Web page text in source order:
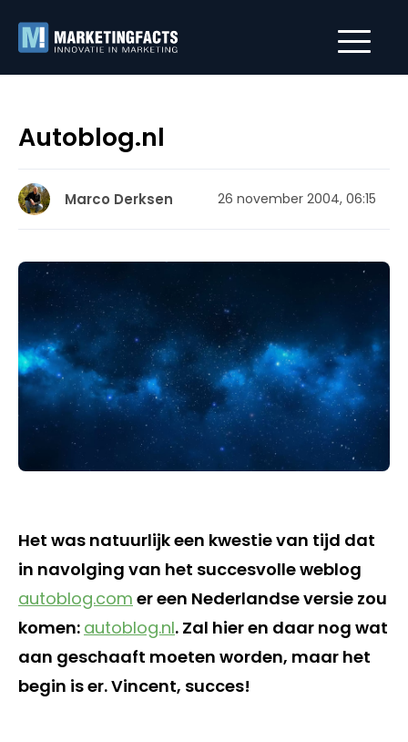
Autoblog.nl
Marco Derksen 26 november 2004, 06:15
Het was natuurlijk een kwestie van tijd dat
in navolging van het succesvolle weblog
autoblog.com er een Nederlandse versie zou
komen: autoblog.nl. Zal hier en daar nog wat
aan geschaaft moeten worden, maar het
begin is er. Vincent, succes!